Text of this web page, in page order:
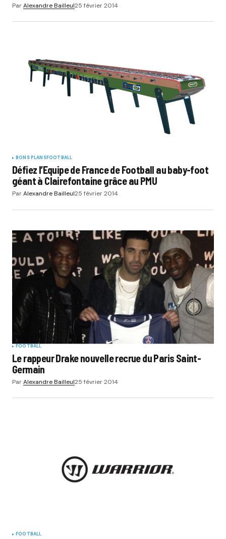
ParAlexandre Bailleul25 février 2014
BONS PLANSFOOTBALL
Défiez l’Equipe de France de Football au baby-foot
géant à Clairefontaine grâce au PMU
ParAlexandre Bailleul25 février 2014
FOOTBALL
Le rappeur Drake nouvelle recrue du Paris Saint-
Germain
ParAlexandre Bailleul25 février 2014
FOOTBALL